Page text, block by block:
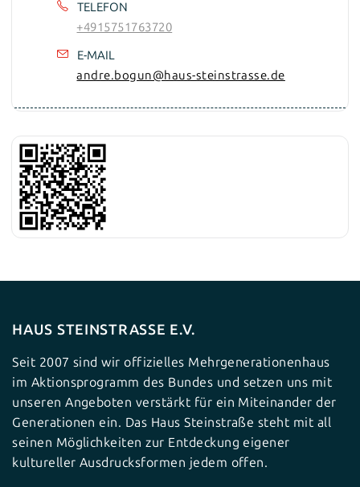
TELEFON
+4915751763720
E-MAIL
andre.bogun@haus-steinstrasse.de
HAUS STEINSTRASSE E.V.
Seit 2007 sind wir offizielles Mehrgenerationenhaus
im Aktionsprogramm des Bundes und setzen uns mit
unseren Angeboten verstärkt für ein Miteinander der
Generationen ein. Das Haus Steinstraße steht mit all
seinen Möglichkeiten zur Entdeckung eigener
kultureller Ausdrucksformen jedem offen.